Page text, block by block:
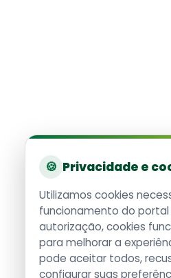
🍪 Privacidade e
Utilizamos cookies
funcionamento do
autorização, cookies
para melhorar a
pode aceitar todos,
configurar suas